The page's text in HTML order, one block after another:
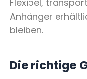
Flexibel,
Anhänger
bleiben.
Die richtige